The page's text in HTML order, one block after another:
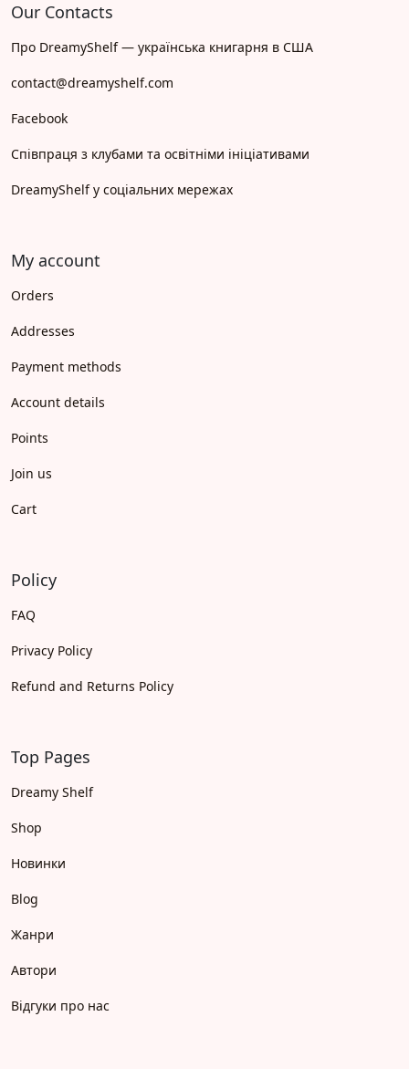
Our Contacts
Про DreamyShelf — українська книгарня в США
contact@dreamyshelf.com
Facebook
Співпраця з клубами та освітніми ініціативами
DreamyShelf у соціальних мережах
My account
Orders
Addresses
Payment methods
Account details
Points
Join us
Cart
Policy
FAQ
Privacy Policy
Refund and Returns Policy
Top Pages
Dreamy Shelf
Shop
Новинки
Blog
Жанри
Автори
Відгуки про нас